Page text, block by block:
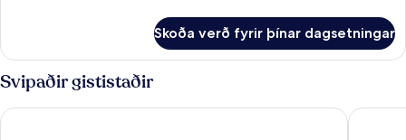
Double
Skoða verð fyrir þínar dagsetningar
Svipaðir gististaðir
NH Collection Prague Carlo IV